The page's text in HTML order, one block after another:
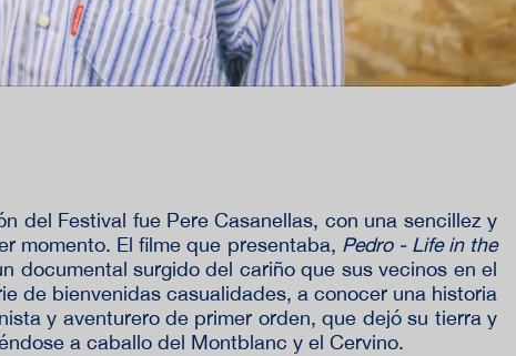
del Festival fue Pere Casanellas, con una sencillez y
momento. El filme que presentaba, Pedro - Life in the
documental surgido del cariño que sus vecinos en el
de bienvenidas casualidades, a conocer una historia
y aventurero de primer orden, que dejó su tierra y
a caballo del Montblanc y el Cervino.